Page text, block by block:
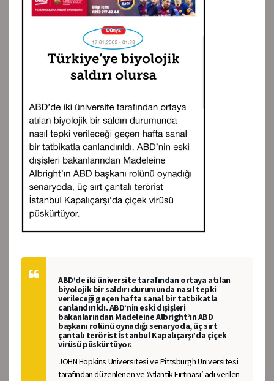
ABD’de iki üniversite tarafından ortaya atılan
biyolojik bir saldırı durumunda nasıl tepki
verileceği geçen hafta sanal bir tatbikatla
canlandırıldı. ABD’nin eski dışişleri
bakanlarından Madeleine Albright’ın ABD
başkanı rolünü oynadığı senaryoda, üç sırt
çantalı terörist İstanbul Kapalıçarşı’da çiçek
virüsü püskürtüyor.
JOHN Hopkins Üniversitesi ve Pittsburgh Üniversitesi
tarafından düzenlenen ve ‘Atlantik Fırtınası’ adı verilen